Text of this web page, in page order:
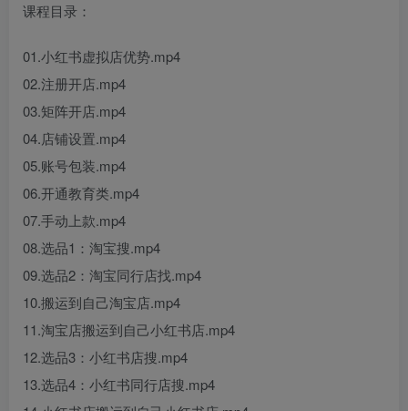
课程目录：
01.小红书虚拟店优势.mp4
02.注册开店.mp4
03.矩阵开店.mp4
04.店铺设置.mp4
05.账号包装.mp4
06.开通教育类.mp4
07.手动上款.mp4
08.选品1：淘宝搜.mp4
09.选品2：淘宝同行店找.mp4
10.搬运到自己淘宝店.mp4
11.淘宝店搬运到自己小红书店.mp4
12.选品3：小红书店搜.mp4
13.选品4：小红书同行店搜.mp4